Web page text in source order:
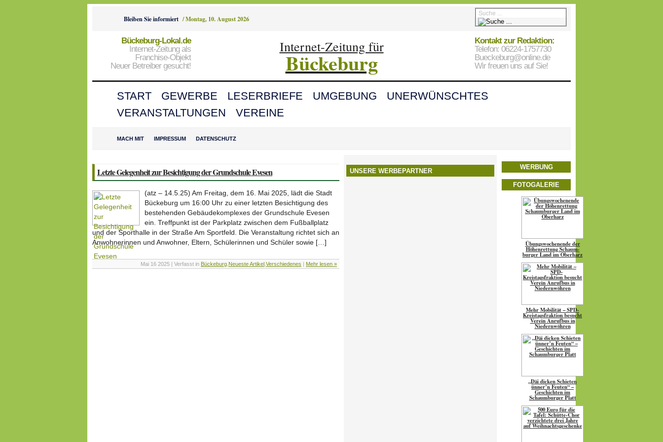
Bleiben Sie informiert /Montag, 10. August 2026
Bückeburg-Lokal.de
Internet-Zeitung als
Franchise-Objekt
Neuer Betreiber gesucht!
Internet-Zeitung für
Bückeburg
Kontakt zur Redaktion:
Telefon: 06224-1757730
Bueckeburg@online.de
Wir freuen uns auf Sie!
START GEWERBE LESERBRIEFE UMGEBUNG
UNERWÜNSCHTES
VERANSTALTUNGEN
VEREINE
MACH MIT IMPRESSUM DATENSCHUTZ
Letzte Gelegenheit zur Besichtigung der Grundschule Evesen
(atz – 14.5.25) Am Freitag, dem 16. Mai 2025, lädt die Stadt
Bückeburg um 16:00 Uhr zu einer letzten Besichtigung des
bestehenden Gebäudekomplexes der Grundschule Evesen
ein. Treffpunkt ist der Parkplatz zwischen dem Fußballplatz
und der Sporthalle in der Straße Am Sportfeld. Die Veranstaltung richtet sich an
Anwohnerinnen und Anwohner, Eltern, Schülerinnen und Schüler sowie […]
Mai 16 2025 | Verfasst in Bückeburg Neueste Artikel Verschiedenes Mehr lesen »
UNSERE WERBEPARTNER
WERBUNG
FOTOGALERIE
Übungs­wo­chen­ende der
Höhen­ret­tung Schaum­
burger Land im Oberharz
Mehr Mobilität – SPD-
Kreistagsfraktion besucht
Verein Anrufbus in
Niedernwöhren
„Däi dicken Schieten
ünner’n Feuten“ –
Geschichten im
Schaumburger Platt